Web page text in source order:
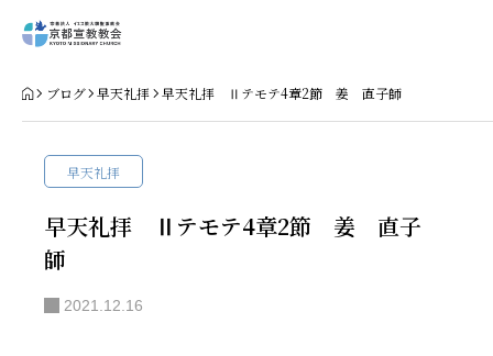
Home
牧師コラム
聖殿建築
ブログ 早天礼拝 早天礼拝 Ⅱテモテ4章2節 姜 直子師
早天礼拝
早天礼拝 Ⅱテモテ4章2節 姜 直子
師
2021.12.16